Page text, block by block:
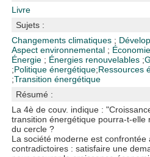
Livre
Sujets :
Changements climatiques ;
Aspect environnemental ;
Énergie ; Énergies renouvelables ;
;Politique énergétique;Ressources
;Transition énergétique
Résumé :
La 4è de couv. indique :
transition énergétique pourra-t-elle
du cercle ?
La société moderne est confrontée
contradictoires : satisfaire une